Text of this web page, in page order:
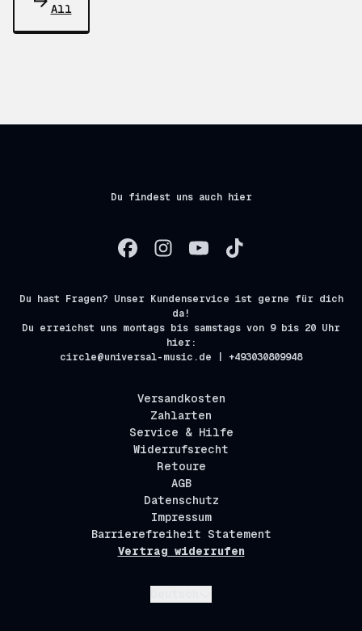
All
Du findest uns auch hier
Du hast Fragen? Unser Kundenservice ist gerne für dich
da!
Du erreichst uns montags bis samstags von 9 bis 20 Uhr
hier:
circle@universal-music.de | +493030809948
Versandkosten
Zahlarten
Service & Hilfe
Widerrufsrecht
Retoure
AGB
Datenschutz
Impressum
Barrierefreiheit Statement
Vertrag widerrufen